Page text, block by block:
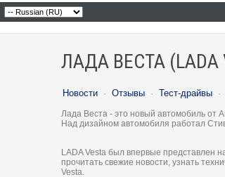
ЛАДА ВЕСТА (LADA
Новости · Отзывы · Тест-драйвы ·
Лада Веста - это новый автомобиль от
Над дизайном автомобиля работал
LADA Vesta был впервые представлен
прочитать свежие новости, узнать
Vesta.